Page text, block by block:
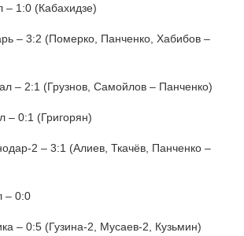
– 1:0 (Кабахидзе)
– 3:2 (Померко, Панченко, Хабибов –
– 2:1 (Грузнов, Самойлов – Панченко)
– 0:1 (Григорян)
2 – 3:1 (Алиев, Ткачёв, Панченко –
– 0:0
– 0:5 (Гузина-2, Мусаев-2, Кузьмин)